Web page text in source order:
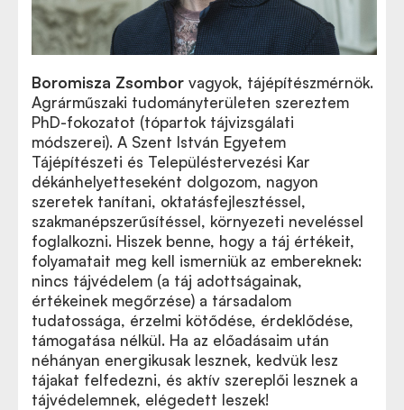
Boromisza Zsombor vagyok, tájépítészmérnök.
Agrárműszaki tudományterületen szereztem
PhD-fokozatot (tópartok tájvizsgálati
módszerei). A Szent István Egyetem
Tájépítészeti és Településtervezési Kar
dékánhelyetteseként dolgozom, nagyon
szeretek tanítani, oktatásfejlesztéssel,
szakmanépszerűsítéssel, környezeti neveléssel
foglalkozni. Hiszek benne, hogy a táj értékeit,
folyamatait meg kell ismerniük az embereknek:
nincs tájvédelem (a táj adottságainak,
értékeinek megőrzése) a társadalom
tudatossága, érzelmi kötődése, érdeklődése,
támogatása nélkül. Ha az előadásaim után
néhányan energikusak lesznek, kedvük lesz
tájakat felfedezni, és aktív szereplői lesznek a
tájvédelemnek, elégedett leszek!